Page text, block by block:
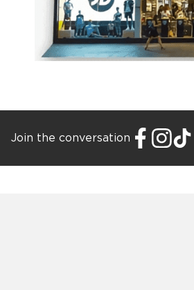
Join the conversation